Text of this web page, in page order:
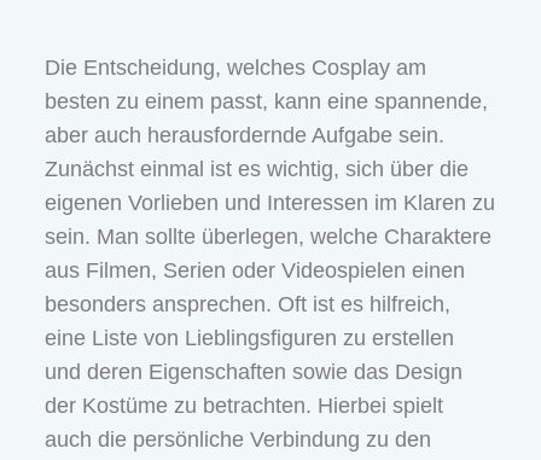
Die Entscheidung, welches Cosplay am
besten zu einem passt, kann eine spannende,
aber auch herausfordernde Aufgabe sein.
Zunächst einmal ist es wichtig, sich über die
eigenen Vorlieben und Interessen im Klaren zu
sein. Man sollte überlegen, welche Charaktere
aus Filmen, Serien oder Videospielen einen
besonders ansprechen. Oft ist es hilfreich,
eine Liste von Lieblingsfiguren zu erstellen
und deren Eigenschaften sowie das Design
der Kostüme zu betrachten. Hierbei spielt
auch die persönliche Verbindung zu den